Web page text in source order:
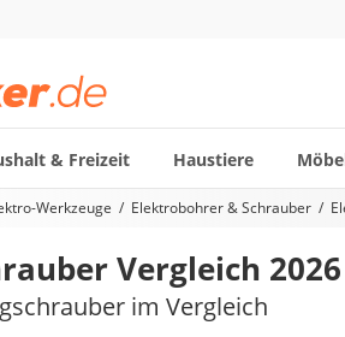
& Freizeit Haustiere
Kategorie
Werkzeuge Elektrobohrer & Schrauber
Vergleich 2026
im Vergleich